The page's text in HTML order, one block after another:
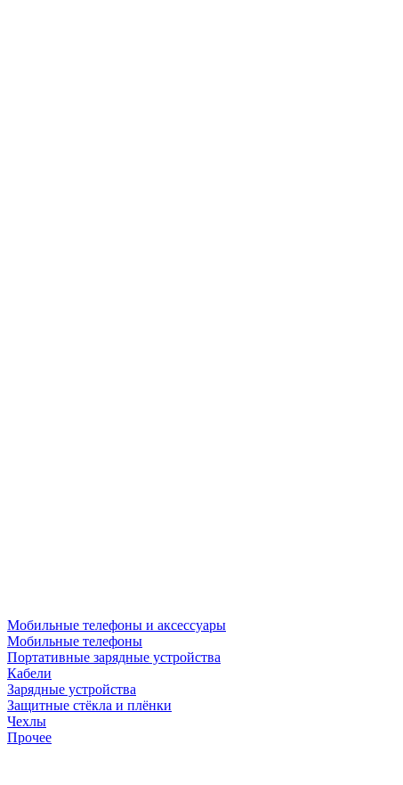
Мобильные телефоны и аксессуары
Мобильные телефоны
Портативные зарядные устройства
Кабели
Зарядные устройства
Защитные стёкла и плёнки
Чехлы
Прочее